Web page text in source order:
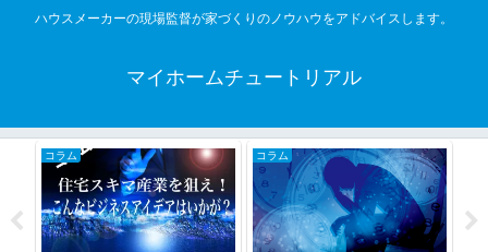
ハウスメーカーの現場監督が家づくりのノウハウをアドバイスします。
マイホームチュートリアル
コラム 家づくりの準備